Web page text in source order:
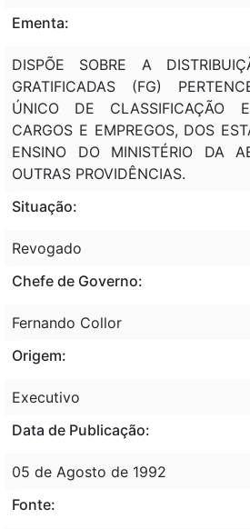
Ementa:
DISPÕE SOBRE A
GRATIFICADAS (FG)
ÚNICO DE CLASSIFICAÇÃO
CARGOS E EMPREGOS, DOS
ENSINO DO MINISTÉRIO DA
OUTRAS PROVIDÊNCIAS.
Situação:
Revogado
Chefe de Governo:
Fernando Collor
Origem:
Executivo
Data de Publicação:
05 de Agosto de 1992
Fonte: